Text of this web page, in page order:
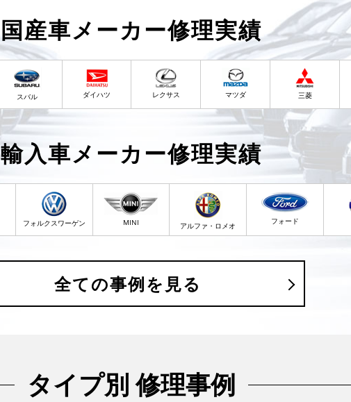
国産車メーカー修理実績
スバル ダイハツ レクサス マツダ 三菱
輸入車メーカー修理実績
フォルクスワーゲン MINI アルファ・ロメオ フォード
全ての事例を見る
タイプ別 修理事例